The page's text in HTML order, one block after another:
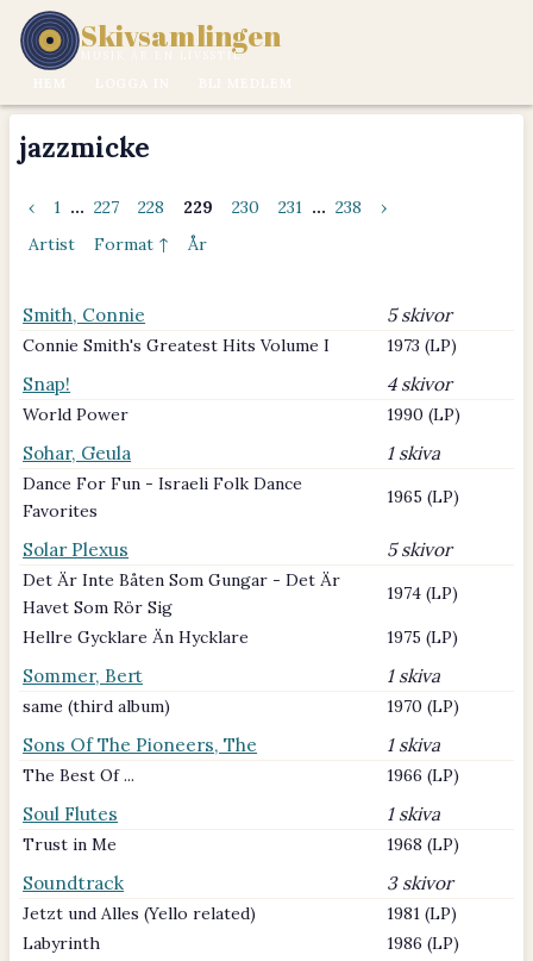
Skivsamlingen
MUSIK ÄR EN LIVSSTIL.
jazzmicke
‹ 1 ... 227 228 229 230 231 ... 238
›
Artist
Format ↑ År
Smith, Connie 5 skivor
Connie Smith's Greatest Hits Volume I 1973 (LP)
Snap! 4 skivor
World Power 1990 (LP)
Sohar, Geula 1 skiva
Dance For Fun - Israeli Folk Dance
Favorites
1965 (LP)
Solar Plexus 5 skivor
Det Är Inte Båten Som Gungar - Det Är
Havet Som Rör Sig
1974 (LP)
Hellre Gycklare Än Hycklare 1975 (LP)
Sommer, Bert 1 skiva
same (third album) 1970 (LP)
Sons Of The Pioneers, The 1 skiva
The Best Of ... 1966 (LP)
Soul Flutes 1 skiva
Trust in Me 1968 (LP)
Soundtrack 3 skivor
Jetzt und Alles (Yello related)
1981 (LP)
Labyrinth
1986 (LP)